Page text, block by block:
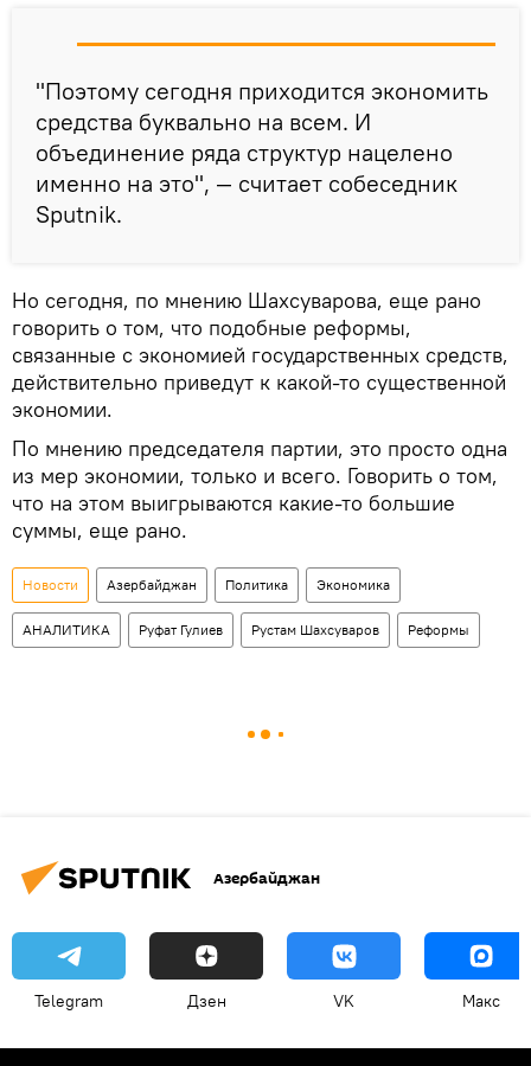
"Поэтому сегодня приходится экономить
средства буквально на всем. И
объединение ряда структур нацелено
именно на это", — считает собеседник
Sputnik.
Но сегодня, по мнению Шахсуварова, еще рано
говорить о том, что подобные реформы,
связанные с экономией государственных средств,
действительно приведут к какой-то существенной
экономии.
По мнению председателя партии, это просто одна
из мер экономии, только и всего. Говорить о том,
что на этом выигрываются какие-то большие
суммы, еще рано.
Новости Азербайджан Политика Экономика
АНАЛИТИКА Руфат Гулиев Рустам Шахсуваров Реформы
Азербайджан
Telegram Дзен VK Макс